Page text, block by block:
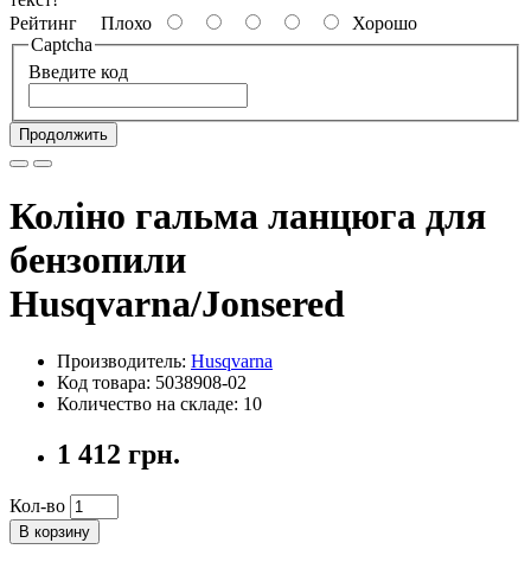
Рейтинг Плохо
Хорошо
Captcha
Введите код
Продолжить
Коліно гальма ланцюга для
бензопили
Husqvarna/Jonsered
Производитель: Husqvarna
Код товара: 5038908-02
Количество на складе: 10
1 412 грн.
Кол-во
В корзину